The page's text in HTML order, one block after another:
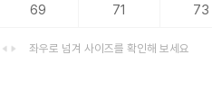
69 71 73
좌우로 넘겨 사이즈를 확인해 보세요